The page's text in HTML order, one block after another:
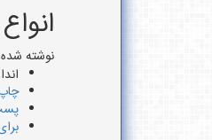
نوشته